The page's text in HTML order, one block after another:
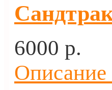
6000 p.
Описание